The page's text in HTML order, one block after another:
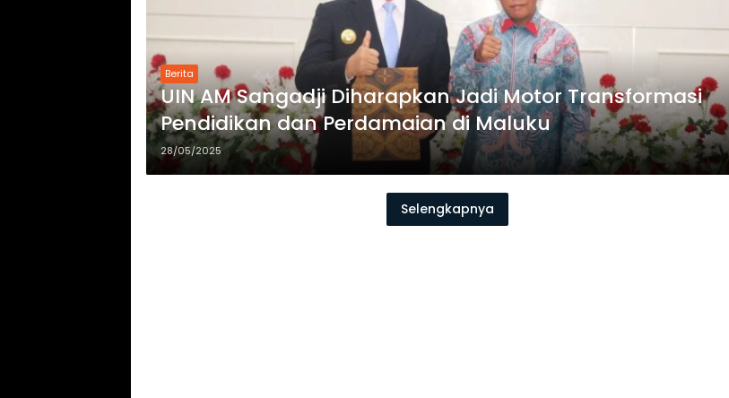
Berita
UIN AM Sangadji Diharapkan Jadi Motor Transformasi
Pendidikan dan Perdamaian di Maluku
28/05/2025
Selengkapnya